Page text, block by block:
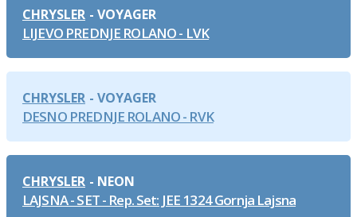
CHRYSLER
LIJEVO PREDNJE ROLANO - LVK
VOYAGER
CHRYSLER
DESNO PREDNJE ROLANO - RVK
VOYAGER
CHRYSLER
LAJSNA - SET - Rep. Set: JEE 1324 Gornja Lajsna
NEON